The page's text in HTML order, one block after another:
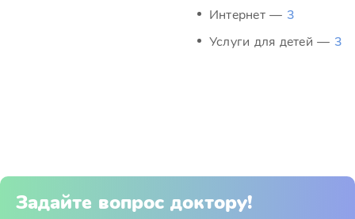
Интернет — 3
Услуги для детей — 3
Задайте вопрос доктору!